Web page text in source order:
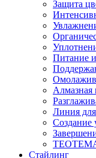
Защита
Питание
Алмазная
Линия
Создание
Стайлинг